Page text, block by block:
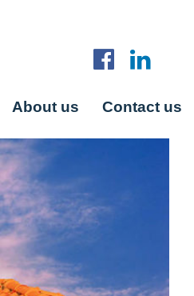
About us Contact us